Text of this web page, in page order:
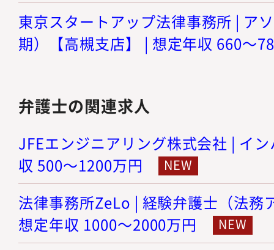
東京スタートアップ法律事務所 | ア
期）【高槻支店】 | 想定年収 660～
弁護士の関連求人
JFEエンジニアリング株式会社 | イ
収 500～1200万円
法律事務所ZeLo | 経験弁護士（法務
想定年収 1000～2000万円